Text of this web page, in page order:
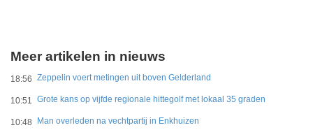
Meer artikelen in nieuws
18:56 Zeppelin voert metingen uit boven Gelderland
10:51 Grote kans op vijfde regionale hittegolf met lokaal 35 graden
10:48 Man overleden na vechtpartij in Enkhuizen